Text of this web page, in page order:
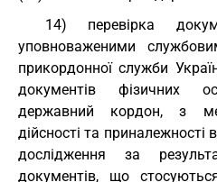
14) перевірка
уповноваженими
прикордонної служби
документів фізичних
державний кордон, з
дійсності та приналежності
дослідження за
документів, що